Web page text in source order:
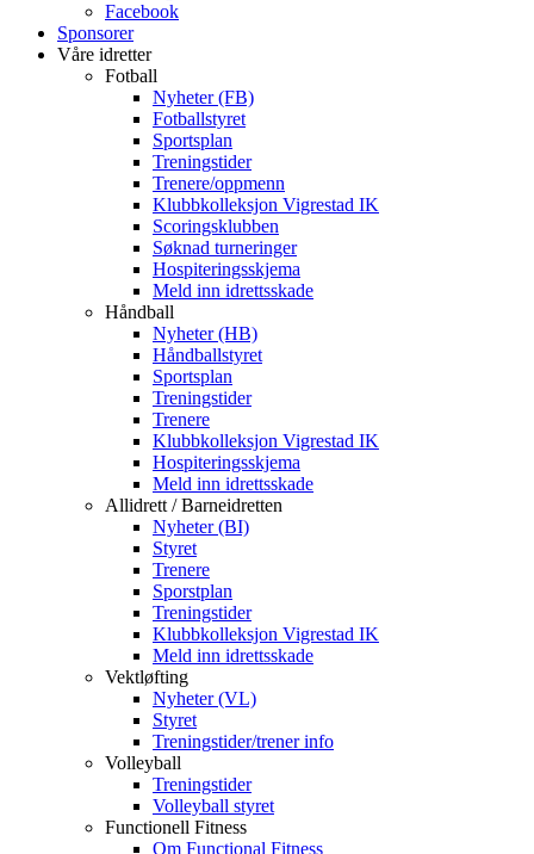
Facebook
Sponsorer
Våre idretter
Fotball
Nyheter (FB)
Fotballstyret
Sportsplan
Treningstider
Trenere/oppmenn
Klubbkolleksjon Vigrestad IK
Scoringsklubben
Søknad turneringer
Hospiteringsskjema
Meld inn idrettsskade
Håndball
Nyheter (HB)
Håndballstyret
Sportsplan
Treningstider
Trenere
Klubbkolleksjon Vigrestad IK
Hospiteringsskjema
Meld inn idrettsskade
Allidrett / Barneidretten
Nyheter (BI)
Styret
Trenere
Sporstplan
Treningstider
Klubbkolleksjon Vigrestad IK
Meld inn idrettsskade
Vektløfting
Nyheter (VL)
Styret
Treningstider/trener info
Volleyball
Treningstider
Volleyball styret
Functionell Fitness
Om Functional Fitness